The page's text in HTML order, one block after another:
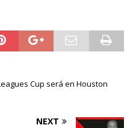
Cup será en Houston
NEXT